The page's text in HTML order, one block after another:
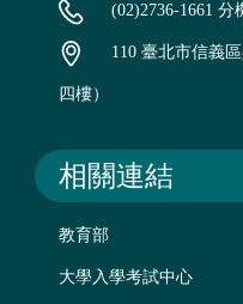
(02)2736-1661 分
110 臺北市信義
四樓）
相關連結
教育部
大學入學考試中心